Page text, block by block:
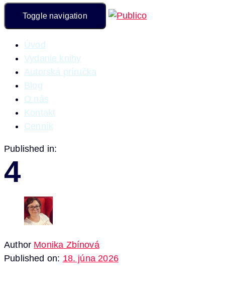
Toggle navigation
Úvod
Vydanie knihy
Autorská príručka
Blog
O nás
Kontakt
Cenník
Published in:
4
Author Monika Zbínová
Published on: 18. júna 2026